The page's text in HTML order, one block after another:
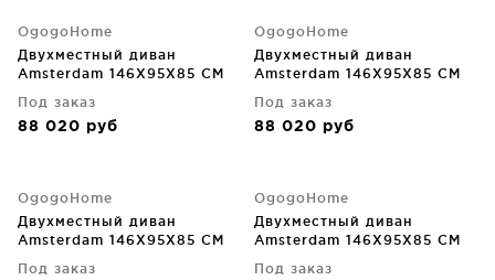
OgogoHome
Двухместный диван
Amsterdam 146X95X85 CM
Под заказ
88 020 руб
OgogoHome
Двухместный диван
Amsterdam 146X95X85 CM
Под заказ
88 020 руб
OgogoHome
Двухместный диван
Amsterdam 146X95X85 CM
Под заказ
OgogoHome
Двухместный диван
Amsterdam 146X95X85 CM
Под заказ